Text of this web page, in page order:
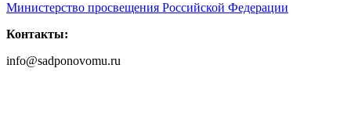
Министерство просвещения Российской Федерации
Контакты:
info@sadponovomu.ru